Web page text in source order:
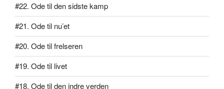
#22. Ode til den sidste kamp
#21. Ode til nu’et
#20. Ode til frelseren
#19. Ode til livet
#18. Ode til den indre verden